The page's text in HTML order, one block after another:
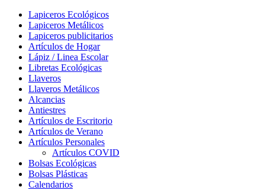
Lapiceros Ecológicos
Lapiceros Metálicos
Lapiceros publicitarios
Artículos de Hogar
Lápiz / Linea Escolar
Libretas Ecológicas
Llaveros
Llaveros Metálicos
Alcancias
Antiestres
Artículos de Escritorio
Artículos de Verano
Artículos Personales
Artículos COVID
Bolsas Ecológicas
Bolsas Plásticas
Calendarios